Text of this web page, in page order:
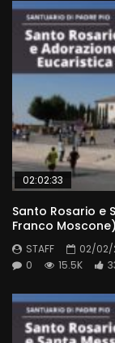
02:02:33
Santo Rosario e
Franco Moscone)
STAFF
02/02/
0
15.5K